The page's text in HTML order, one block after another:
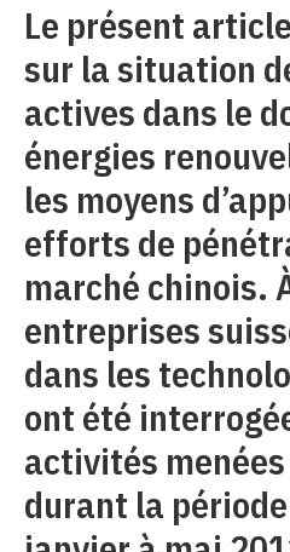
Le présent
sur la situation
actives dans le
énergies
les moyens
efforts de
marché chinois.
entreprises
dans les
ont été
activités
durant la